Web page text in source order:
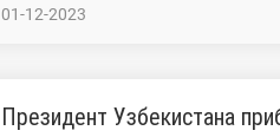
01-12-2023
Президент Узбекистана